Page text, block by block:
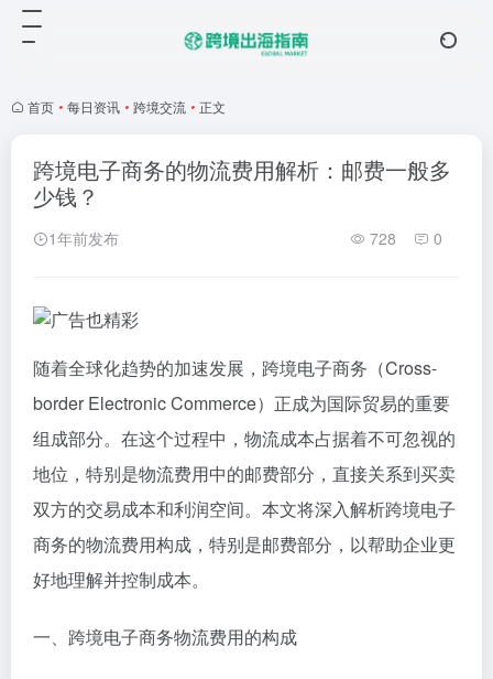
首页 • 每日资讯 • 跨境交流 • 正文
跨境电子商务的物流费用解析：邮费一般多
少钱？
1年前发布 728 0
随着全球化趋势的加速发展，跨境电子商务（Cross-
border Electronic Commerce）正成为国际贸易的重要
组成部分。在这个过程中，物流成本占据着不可忽视的
地位，特别是物流费用中的邮费部分，直接关系到买卖
双方的交易成本和利润空间。本文将深入解析跨境电子
商务的物流费用构成，特别是邮费部分，以帮助企业更
好地理解并控制成本。
一、跨境电子商务物流费用的构成